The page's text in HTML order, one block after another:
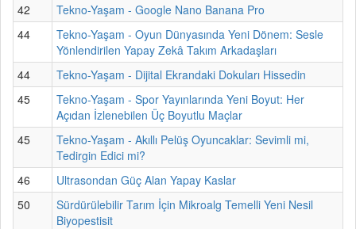
42
Tekno-Yaşam - Google Nano Banana Pro
44
Tekno-Yaşam - Oyun Dünyasında Yeni Dönem: Sesle
Yönlendirilen Yapay Zekâ Takım Arkadaşları
44
Tekno-Yaşam - Dijital Ekrandaki Dokuları Hissedin
45
Tekno-Yaşam - Spor Yayınlarında Yeni Boyut: Her
Açıdan İzlenebilen Üç Boyutlu Maçlar
45
Tekno-Yaşam - Akıllı Pelüş Oyuncaklar: Sevimli mi,
Tedirgin Edici mi?
46
Ultrasondan Güç Alan Yapay Kaslar
50
Sürdürülebilir Tarım İçin Mikroalg Temelli Yeni Nesil
Biyopestisit